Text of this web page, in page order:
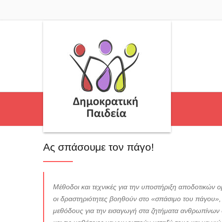
Ας σπάσουμε τον πάγο!
Μέθοδοι και τεχνικές για την υποστήριξη αποδοτικών
οι δραστηριότητες βοηθούν στο «σπάσιμο του
μεθόδους για την εισαγωγή στα ζητήματα ανθρωπίνων